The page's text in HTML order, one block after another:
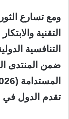
ومع تسارع
التقنية
التنافسية
ضمن المنتدى
تقدم الدول في